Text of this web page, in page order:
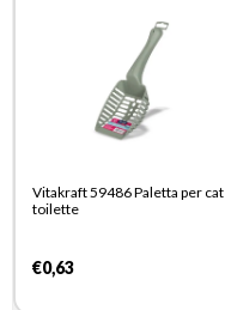
Vitakraft 59486 Paletta per cat
toilette
€0,63